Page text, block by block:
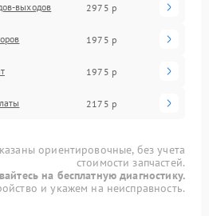
выходов 2975 р
1975 р
1975 р
2175 р
ориентировочные, без учета
стоимости запчастей.
на бесплатную диагностику.
и укажем на неисправность.